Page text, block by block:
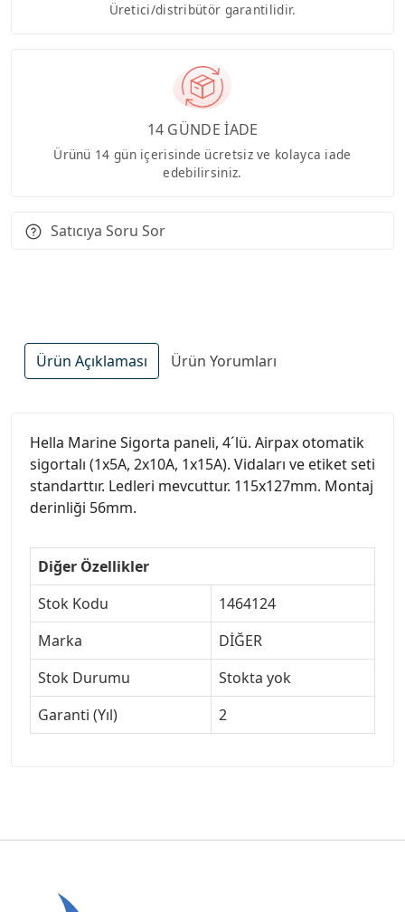
Üretici/distribütör garantilidir.
14 GÜNDE İADE
Ürünü 14 gün içerisinde ücretsiz ve kolayca iade
edebilirsiniz.
Satıcıya Soru Sor
Ürün Açıklaması Ürün Yorumları
Hella Marine Sigorta paneli, 4´lü. Airpax otomatik
sigortalı (1x5A, 2x10A, 1x15A). Vidaları ve etiket seti
standarttır. Ledleri mevcuttur. 115x127mm. Montaj
derinliği 56mm.
Diğer Özellikler
Stok Kodu
1464124
Marka
DİĞER
Stok Durumu
Stokta yok
Garanti (Yıl)
2